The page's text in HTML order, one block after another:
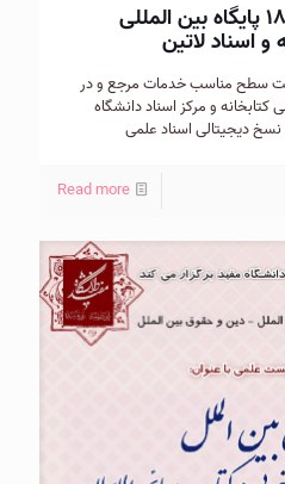
برقراری دسترسی به ۱۸۰۰ پایگاه بین المللی
و اسناد لاتین
سطح مناسب خدمات مرجع و در
و مرکز اسناد دانشگاه
دیجیتالی اسناد علمی
Read more